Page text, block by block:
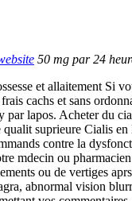
50 mg par 24
et allaitement Si
cachs et sans
par lapos. Acheter du
suprieure Cialis
contre la
mdecin ou
ou de vertiges
abnormal vision